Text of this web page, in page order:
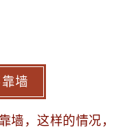
墙
墙，这样的情况，